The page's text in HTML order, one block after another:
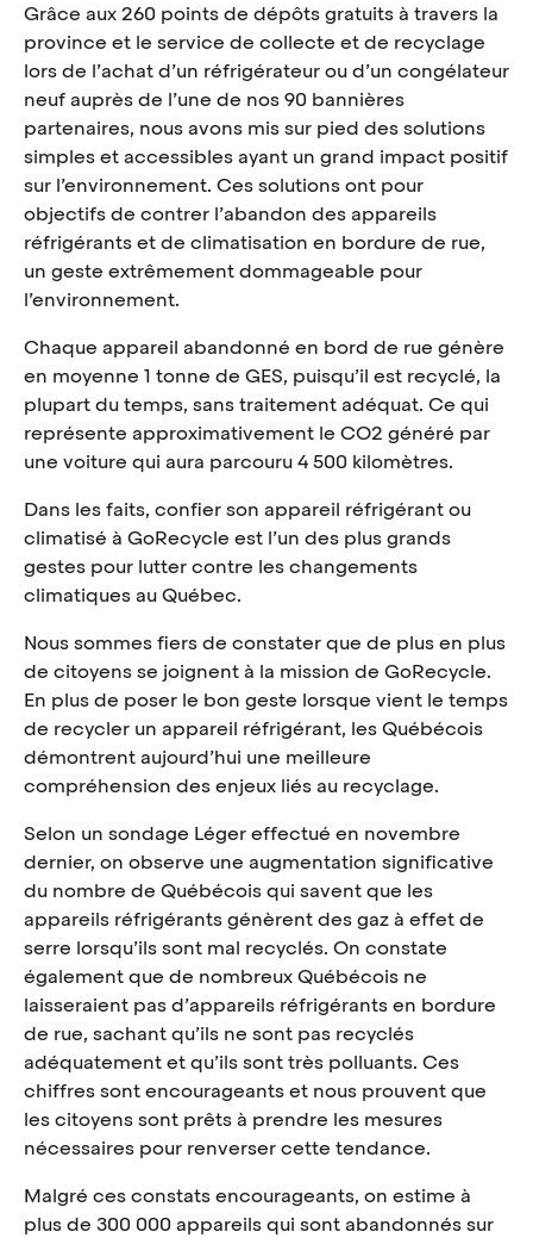
Grâce aux 260 points de dépôts gratuits à travers la
province et le service de collecte et de recyclage
lors de l’achat d’un réfrigérateur ou d’un congélateur
neuf auprès de l’une de nos 90 bannières
partenaires, nous avons mis sur pied des solutions
simples et accessibles ayant un grand impact positif
sur l’environnement. Ces solutions ont pour
objectifs de contrer l’abandon des appareils
réfrigérants et de climatisation en bordure de rue,
un geste extrêmement dommageable pour
l’environnement.
Chaque appareil abandonné en bord de rue génère
en moyenne 1 tonne de GES, puisqu’il est recyclé, la
plupart du temps, sans traitement adéquat. Ce qui
représente approximativement le CO2 généré par
une voiture qui aura parcouru 4 500 kilomètres.
Dans les faits, confier son appareil réfrigérant ou
climatisé à GoRecycle est l’un des plus grands
gestes pour lutter contre les changements
climatiques au Québec.
Nous sommes fiers de constater que de plus en plus
de citoyens se joignent à la mission de GoRecycle.
En plus de poser le bon geste lorsque vient le temps
de recycler un appareil réfrigérant, les Québécois
démontrent aujourd’hui une meilleure
compréhension des enjeux liés au recyclage.
Selon un sondage Léger effectué en novembre
dernier, on observe une augmentation significative
du nombre de Québécois qui savent que les
appareils réfrigérants génèrent des gaz à effet de
serre lorsqu’ils sont mal recyclés. On constate
également que de nombreux Québécois ne
laisseraient pas d’appareils réfrigérants en bordure
de rue, sachant qu’ils ne sont pas recyclés
adéquatement et qu’ils sont très polluants. Ces
chiffres sont encourageants et nous prouvent que
les citoyens sont prêts à prendre les mesures
nécessaires pour renverser cette tendance.
Malgré ces constats encourageants, on estime à
plus de 300 000 appareils qui sont abandonnés sur